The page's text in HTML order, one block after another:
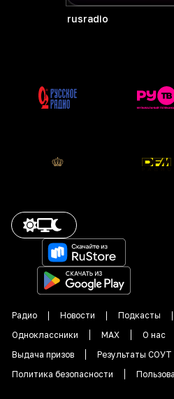
rusradio
Радио Новости Подкасты
Одноклассники
MAX О нас
Выдача призов
Результаты СОУТ
Политика безопасности